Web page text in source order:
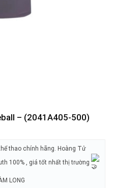
– (2041A405-500)
thao chính hãng. Hoàng Tử
100% , giá tốt nhất thị trường
LONG